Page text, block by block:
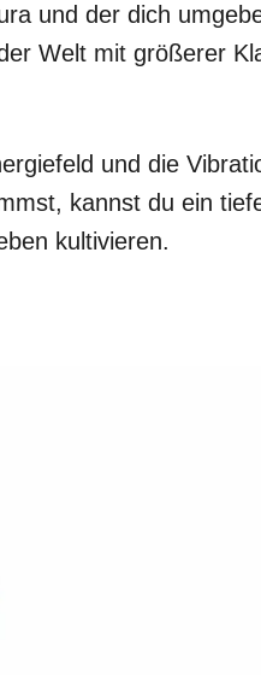
und der dich
Welt mit größerer
und die
kannst du ein
kultivieren.